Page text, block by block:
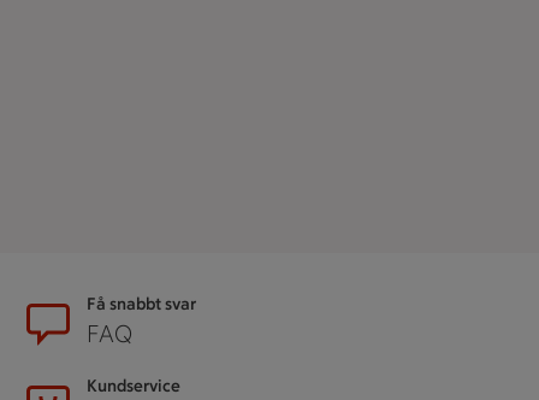
SidfotFå snabbt svar
FAQ
Kundservice